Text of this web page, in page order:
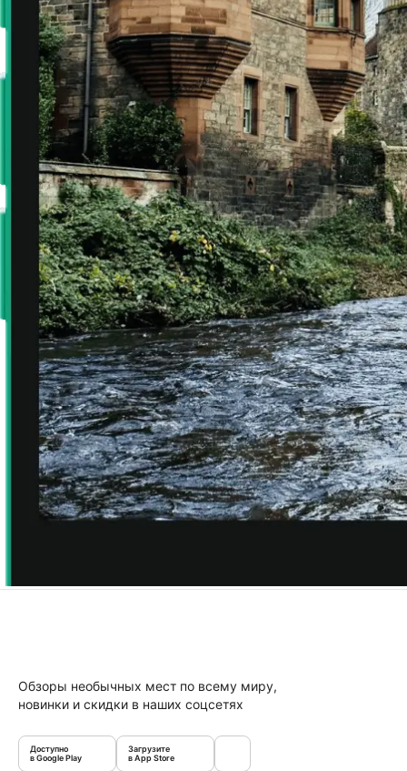
Обзоры необычных мест по всему миру,
новинки и скидки в наших соцсетях
Доступно
в Google Play
Загрузите
в App Store